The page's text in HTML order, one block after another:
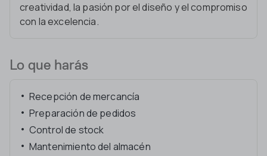
creatividad, la pasión por el diseño y el compromiso
con la excelencia.
Lo que harás
Recepción de mercancía
Preparación de pedidos
Control de stock
Mantenimiento del almacén